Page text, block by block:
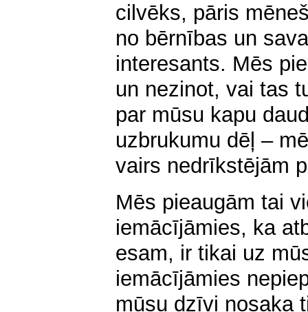
cilvēks, pāris
no bērnības un
interesants. Mēs
un nezinot, vai tas
par mūsu kapu
uzbrukumu dēļ –
vairs nedrīkstējām
Mēs pieaugām tai
iemācījāmies, ka
esam, ir tikai uz
iemācījāmies
mūsu dzīvi nosaka